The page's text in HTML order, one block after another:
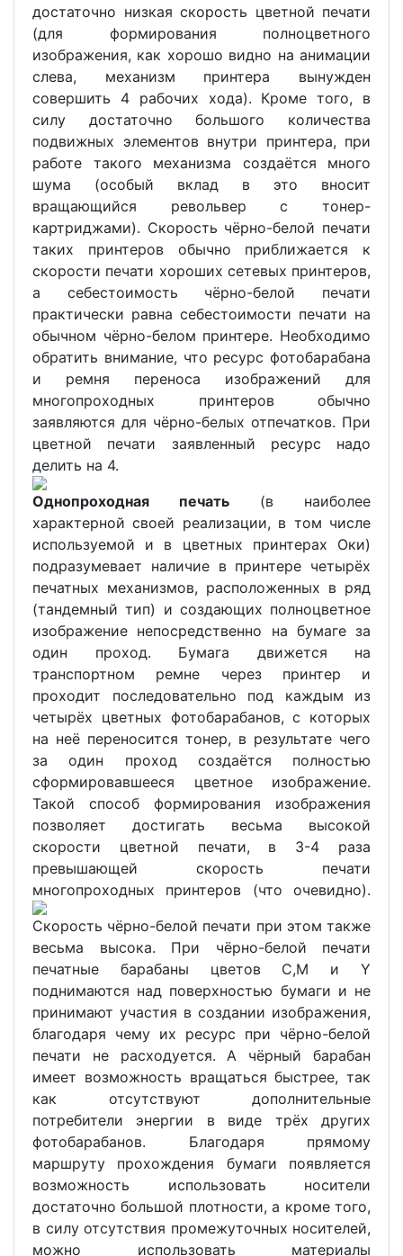
достаточно низкая скорость цветной печати
(для формирования полноцветного
изображения, как хорошо видно на анимации
слева, механизм принтера вынужден
совершить 4 рабочих хода). Кроме того, в
силу достаточно большого количества
подвижных элементов внутри принтера, при
работе такого механизма создаётся много
шума (особый вклад в это вносит
вращающийся револьвер с тонер-
картриджами). Скорость чёрно-белой печати
таких принтеров обычно приближается к
скорости печати хороших сетевых принтеров,
а себестоимость чёрно-белой печати
практически равна себестоимости печати на
обычном чёрно-белом принтере. Необходимо
обратить внимание, что ресурс фотобарабана
и ремня переноса изображений для
многопроходных принтеров обычно
заявляются для чёрно-белых отпечатков. При
цветной печати заявленный ресурс надо
делить на 4.
Однопроходная печать (в наиболее
характерной своей реализации, в том числе
используемой и в цветных принтерах Оки)
подразумевает наличие в принтере четырёх
печатных механизмов, расположенных в ряд
(тандемный тип) и создающих полноцветное
изображение непосредственно на бумаге за
один проход. Бумага движется на
транспортном ремне через принтер и
проходит последовательно под каждым из
четырёх цветных фотобарабанов, с которых
на неё переносится тонер, в результате чего
за один проход создаётся полностью
сформировавшееся цветное изображение.
Такой способ формирования изображения
позволяет достигать весьма высокой
скорости цветной печати, в 3-4 раза
превышающей скорость печати
многопроходных принтеров (что очевидно).
Скорость чёрно-белой печати при этом также
весьма высока. При чёрно-белой печати
печатные барабаны цветов C,M и Y
поднимаются над поверхностью бумаги и не
принимают участия в создании изображения,
благодаря чему их ресурс при чёрно-белой
печати не расходуется. А чёрный барабан
имеет возможность вращаться быстрее, так
как отсутствуют дополнительные
потребители энергии в виде трёх других
фотобарабанов. Благодаря прямому
маршруту прохождения бумаги появляется
возможность использовать носители
достаточно большой плотности, а кроме того,
в силу отсутствия промежуточных носителей,
можно использовать материалы